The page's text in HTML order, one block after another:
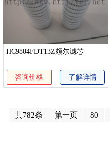
HC9804FDT13Z颇尔滤芯
咨询价格 了解详情
共782条 第一页 80